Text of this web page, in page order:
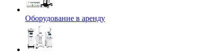
Оборудование в аренду